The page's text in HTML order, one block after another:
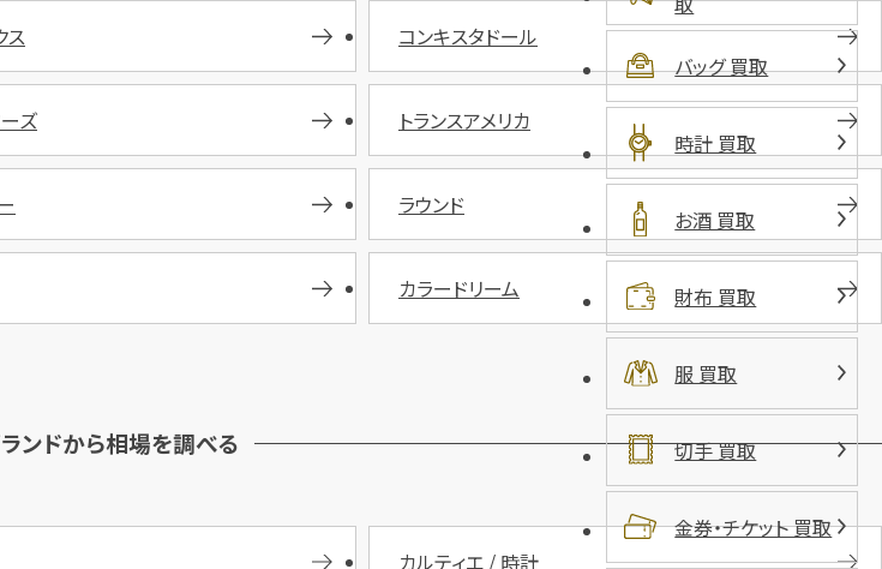
ス コンキスタドール
ズ トランスアメリカ
ラウンド
カラードリーム
ンドから相場を調べる
カルティエ / 時計
バッグ 買取
時計 買取
お酒 買取
財布 買取
服 買取
切手 買取
金券・チケット 買取